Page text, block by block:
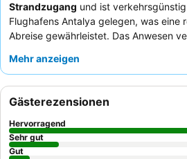
Strandzugang und ist
Flughafens Antalya gelegen, was eine
Abreise gewährleistet. Das Anwesen
speziellenKinderraum
und aufmerksame Personal
Erlebnis, das durch ein reichhaltiges
abgerundet wird. Für einen wirklich
sollten Sie ein Zimmer mit
um das luxuriöse Dekor und die
Mehr anzeigen
Gästerezensionen
Hervorragend
Sehr gut
Gut